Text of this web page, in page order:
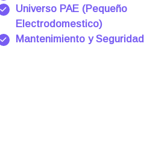
Universo PAE (Pequeño
Electrodomestico)
Mantenimiento y Seguridad